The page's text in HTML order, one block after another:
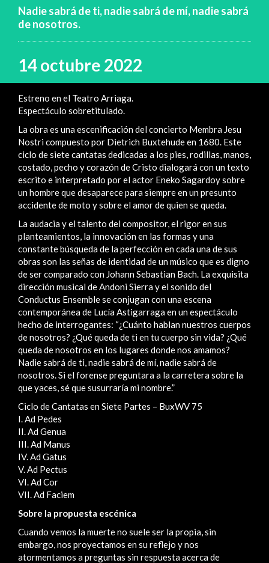
Nadie sabrá de ti, nadie sabrá de mí, nadie sabrá
de nosotros.
14 octubre 2022
Estreno en el Teatro Arriaga.
Espectáculo sobretitulado.
La obra es una escenificación del concierto Membra Jesu
Nostri compuesto por Dietrich Buxtehude en 1680. Este
ciclo de siete cantatas dedicadas a los pies, rodillas, manos,
costado, pecho y corazón de Cristo dialogará con un texto
escrito e interpretado por el actor Eneko Sagardoy sobre
un hombre que desaparece para siempre en un presunto
accidente de moto y sobre el amor de quien se queda.
La audacia y el talento del compositor, el rigor en sus
planteamientos, la innovación en las formas y una
constante búsqueda de la perfección en cada una de sus
obras son las señas de identidad de un músico que es digno
de ser comparado con Johann Sebastian Bach. La exquisita
dirección musical de Andoni Sierra y el sonido del
Conductus Ensemble se conjugan con una escena
contemporánea de Lucía Astigarraga en un espectáculo
hecho de interrogantes: “¿Cuánto hablan nuestros cuerpos
de nosotros? ¿Qué queda de ti en tu cuerpo sin vida? ¿Qué
queda de nosotros en los lugares donde nos amamos?
Nadie sabrá de ti, nadie sabrá de mí, nadie sabrá de
nosotros. Si el forense preguntara a la carretera sobre la
que yaces, sé que susurraría mi nombre.”
Ciclo de Cantatas en Siete Partes – BuxWV 75
I. Ad Pedes
II. Ad Genua
III. Ad Manus
IV. Ad Gatus
V. Ad Pectus
VI. Ad Cor
VII. Ad Faciem
Sobre la propuesta escénica
Cuando vemos la muerte no suele ser la propia, sin
embargo, nos proyectamos en su reflejo y nos
atormentamos a preguntas sin respuesta acerca de